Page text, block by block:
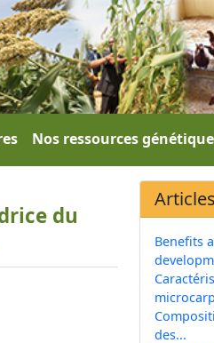
Nos ressources
du
Benefits
des...